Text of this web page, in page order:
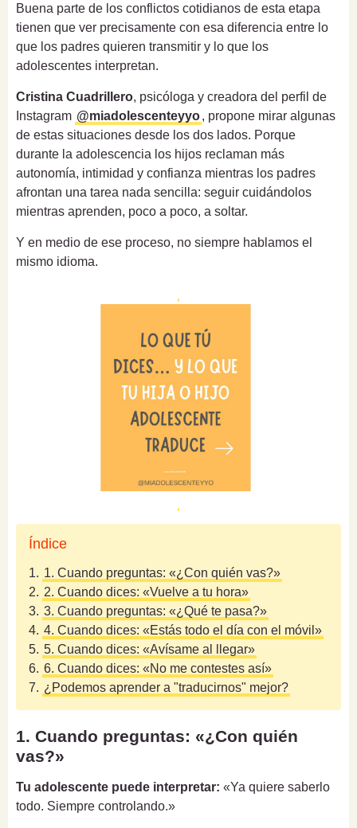
Buena parte de los conflictos cotidianos de esta etapa
tienen que ver precisamente con esa diferencia entre lo
que los padres quieren transmitir y lo que los
adolescentes interpretan.
Cristina Cuadrillero, psicóloga y creadora del perfil de
Instagram @miadolescenteyyo, propone mirar algunas
de estas situaciones desde los dos lados. Porque
durante la adolescencia los hijos reclaman más
autonomía, intimidad y confianza mientras los padres
afrontan una tarea nada sencilla: seguir cuidándolos
mientras aprenden, poco a poco, a soltar.
Y en medio de ese proceso, no siempre hablamos el
mismo idioma.
Índice
1. 1. Cuando preguntas: «¿Con quién vas?»
2. 2. Cuando dices: «Vuelve a tu hora»
3. 3. Cuando preguntas: «¿Qué te pasa?»
4. 4. Cuando dices: «Estás todo el día con el móvil»
5. 5. Cuando dices: «Avísame al llegar»
6. 6. Cuando dices: «No me contestes así»
7. ¿Podemos aprender a "traducirnos" mejor?
1. Cuando preguntas: «¿Con quién
vas?»
Tu adolescente puede interpretar: «Ya quiere saberlo
todo. Siempre controlando.»